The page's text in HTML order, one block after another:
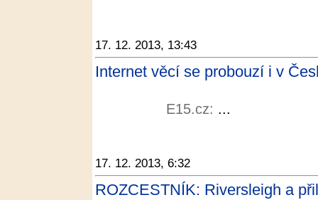
17. 12. 2013, 13:43
Internet věcí se probouzí i v
E15.cz: ...
17. 12. 2013, 6:32
ROZCESTNÍK: Riversleigh a